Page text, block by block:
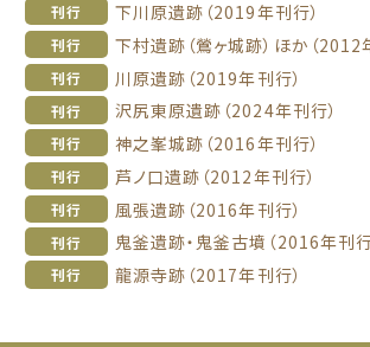
刊行 下川原遺跡（2019年刊行）
刊行 下村遺跡（鶯ヶ城跡）ほか（2012
刊行 川原遺跡（2019年刊行）
刊行 沢尻東原遺跡（2024年刊行）
刊行 神之峯城跡（2016年刊行）
刊行 芦ノ口遺跡（2012年刊行）
刊行 風張遺跡（2016年刊行）
刊行 鬼釜遺跡・鬼釜古墳（2016年刊行
刊行 龍源寺跡（2017年刊行）